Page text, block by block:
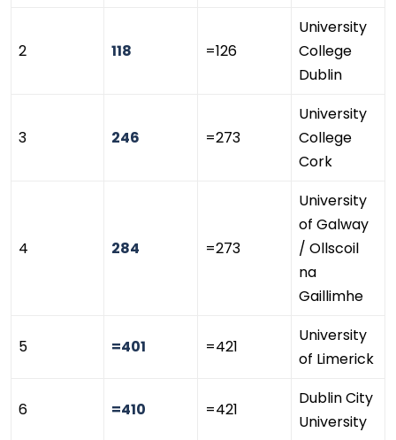
2 118 =126
University
College
Dublin
3 246 =273
University
College
Cork
4 284 =273
University
of Galway
/ Ollscoil
na
Gaillimhe
5 =401 =421
University
of Limerick
6 =410 =421
Dublin City
University